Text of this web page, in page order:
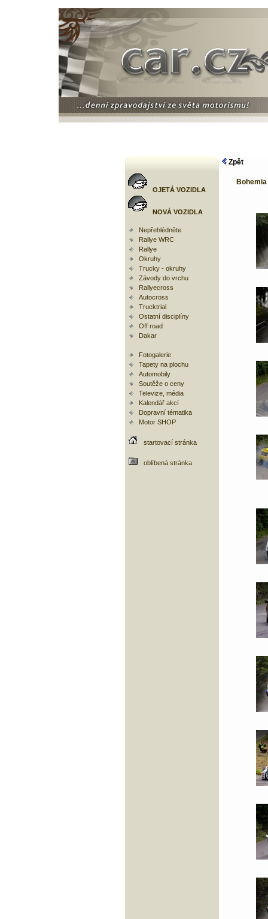
OJETÁ VOZIDLA
NOVÁ VOZIDLA
Nepřehlédněte
Rallye WRC
Rallye
Okruhy
Trucky - okruhy
Závody do vrchu
Rallyecross
Autocross
Trucktrial
Ostatní disciplíny
Off road
Dakar
Fotogalerie
Tapety na plochu
Automobily
Soutěže o ceny
Televize, média
Kalendář akcí
Dopravní tématika
Motor SHOP
startovací stránka
oblíbená stránka
Zpět